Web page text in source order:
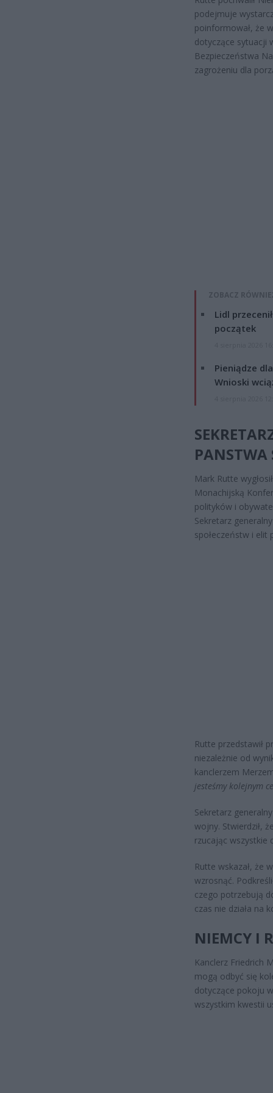
podejmuje
poinformował, że
dotyczące sytuacji
Bezpieczeństwa
zagrożeniu dla
ZOBACZ
Lidl
początek
Pieniądze
Wnioski
PANSTWA
Mark Rutte
Monachijską
polityków i
Sekretarz
społeczeństw i elit
Rutte przedstawił
niezależnie od
kanclerzem
jesteśmy kolejnym
Sekretarz
wojny. Stwierdził,
rzucając wszystkie
Rutte wskazał, że
wzrosnąć.
czego potrzebują
czas nie działa na
NIEMCY I
Kanclerz Friedrich
mogą odbyć się
dotyczące pokoju
wszystkim kwestii